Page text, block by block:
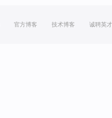
官方博客 技术博客 诚聘英才